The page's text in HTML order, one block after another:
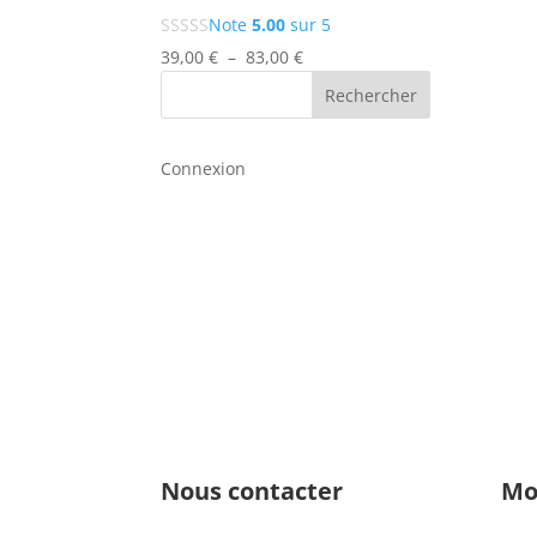
Note5.00 sur 5
39,00€ – 83,00€Plage
Rechercher
Connexion
Nous contacter